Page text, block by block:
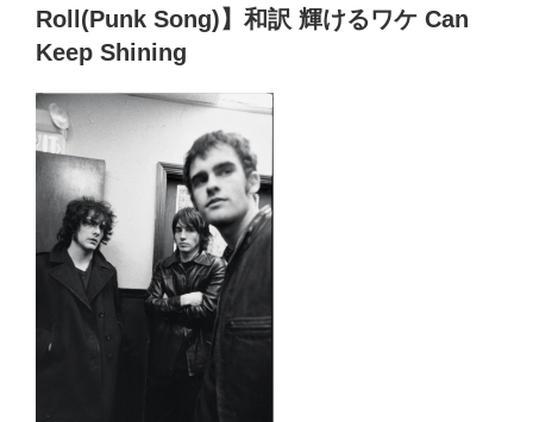
Roll(Punk Song)】和訳 輝けるワケ Can
Keep Shining